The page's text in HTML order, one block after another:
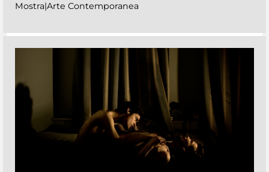
Mostra|Arte Contemporanea